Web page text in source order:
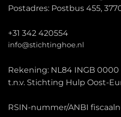
Postadres: Postbus 455,
+31 342 420554
info@stichtinghoe.nl
Rekening: NL84 INGB
t.n.v. Stichting Hulp Oost-
RSIN-nummer/ANBI